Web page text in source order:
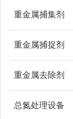
重金属捕集剂
重金属捕捉剂
重金属去除剂
总氮处理设备